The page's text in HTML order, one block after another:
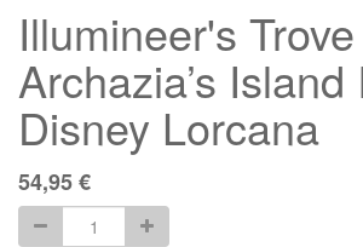
Illumineer's
Archazia’s
Disney Lorcana
54,95€